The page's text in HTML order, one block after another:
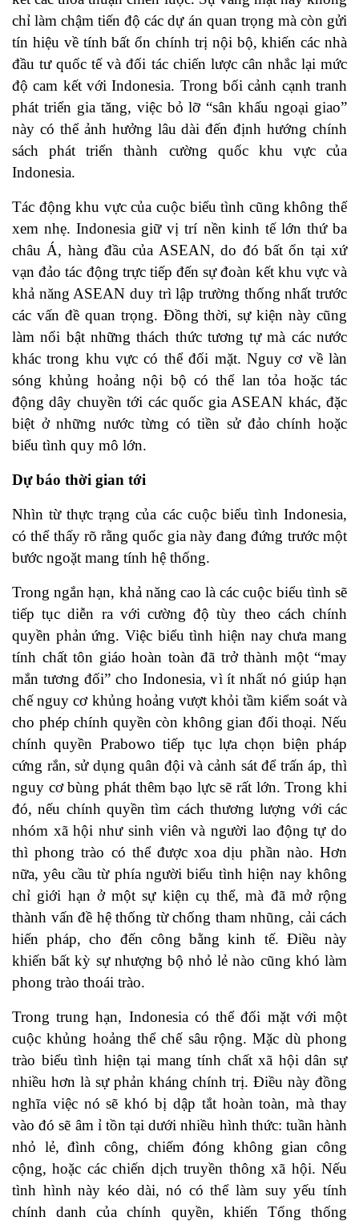
chỉ làm chậm tiến độ các dự án quan trọng mà còn gửi
tín hiệu về tính bất ổn chính trị nội bộ, khiến các nhà
đầu tư quốc tế và đối tác chiến lược cân nhắc lại mức
độ cam kết với Indonesia. Trong bối cảnh cạnh tranh
phát triển gia tăng, việc bỏ lỡ “sân khấu ngoại giao”
này có thể ảnh hưởng lâu dài đến định hướng chính
sách phát triển thành cường quốc khu vực của
Indonesia.
Tác động khu vực của cuộc biểu tình cũng không thể
xem nhẹ. Indonesia giữ vị trí nền kinh tế lớn thứ ba
châu Á, hàng đầu của ASEAN, do đó bất ổn tại xứ
vạn đảo tác động trực tiếp đến sự đoàn kết khu vực và
khả năng ASEAN duy trì lập trường thống nhất trước
các vấn đề quan trọng. Đồng thời, sự kiện này cũng
làm nổi bật những thách thức tương tự mà các nước
khác trong khu vực có thể đối mặt. Nguy cơ về làn
sóng khủng hoảng nội bộ có thể lan tỏa hoặc tác
động dây chuyền tới các quốc gia ASEAN khác, đặc
biệt ở những nước từng có tiền sử đảo chính hoặc
biểu tình quy mô lớn.
Dự báo thời gian tới
Nhìn từ thực trạng của các cuộc biểu tình Indonesia,
có thể thấy rõ rằng quốc gia này đang đứng trước một
bước ngoặt mang tính hệ thống.
Trong ngắn hạn, khả năng cao là các cuộc biểu tình sẽ
tiếp tục diễn ra với cường độ tùy theo cách chính
quyền phản ứng. Việc biểu tình hiện nay chưa mang
tính chất tôn giáo hoàn toàn đã trở thành một “may
mắn tương đối” cho Indonesia, vì ít nhất nó giúp hạn
chế nguy cơ khủng hoảng vượt khỏi tầm kiểm soát và
cho phép chính quyền còn không gian đối thoại. Nếu
chính quyền Prabowo tiếp tục lựa chọn biện pháp
cứng rắn, sử dụng quân đội và cảnh sát để trấn áp, thì
nguy cơ bùng phát thêm bạo lực sẽ rất lớn. Trong khi
đó, nếu chính quyền tìm cách thương lượng với các
nhóm xã hội như sinh viên và người lao động tự do
thì phong trào có thể được xoa dịu phần nào. Hơn
nữa, yêu cầu từ phía người biểu tình hiện nay không
chỉ giới hạn ở một sự kiện cụ thể, mà đã mở rộng
thành vấn đề hệ thống từ chống tham nhũng, cải cách
hiến pháp, cho đến công bằng kinh tế. Điều này
khiến bất kỳ sự nhượng bộ nhỏ lẻ nào cũng khó làm
phong trào thoái trào.
Trong trung hạn, Indonesia có thể đối mặt với một
cuộc khủng hoảng thể chế sâu rộng. Mặc dù phong
trào biểu tình hiện tại mang tính chất xã hội dân sự
nhiều hơn là sự phản kháng chính trị. Điều này đồng
nghĩa việc nó sẽ khó bị dập tắt hoàn toàn, mà thay
vào đó sẽ âm ỉ tồn tại dưới nhiều hình thức: tuần hành
nhỏ lẻ, đình công, chiếm đóng không gian công
cộng, hoặc các chiến dịch truyền thông xã hội. Nếu
tình hình này kéo dài, nó có thể làm suy yếu tính
chính danh của chính quyền, khiến Tổng thống